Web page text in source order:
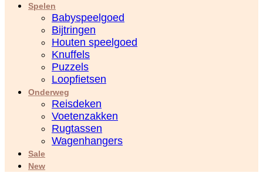
Spelen
Babyspeelgoed
Bijtringen
Houten speelgoed
Knuffels
Puzzels
Loopfietsen
Onderweg
Reisdeken
Voetenzakken
Rugtassen
Wagenhangers
Sale
New